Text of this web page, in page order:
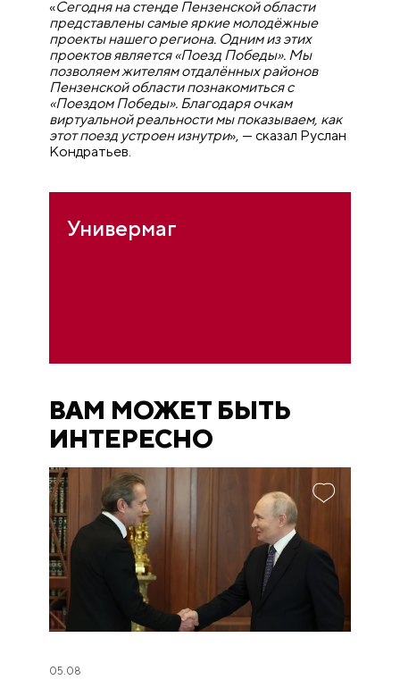
«Сегодня на стенде Пензенской области
представлены самые яркие молодёжные
проекты нашего региона. Одним из этих
проектов является «Поезд Победы». Мы
позволяем жителям отдалённых районов
Пензенской области познакомиться с
«Поездом Победы». Благодаря очкам
виртуальной реальности мы показываем, как
этот поезд устроен изнутри», — сказал Руслан
Кондратьев.
Универмаг
ВАМ МОЖЕТ БЫТЬ
ИНТЕРЕСНО
05.08